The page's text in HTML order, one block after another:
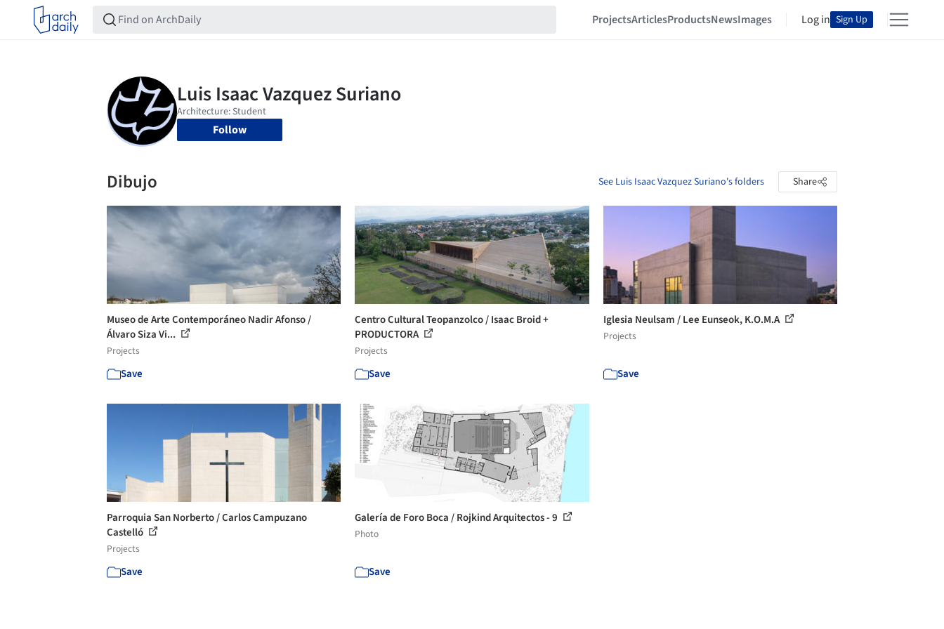
ProjectsArticlesProductsNewsImages Log in Sign Up
Follow
Dibujo See Luis Isaac Vazquez Suriano's folders Share
Museo de Arte Contemporáneo Nadir Afonso /
Álvaro Siza Vi...
Projects
Save
Centro Cultural Teopanzolco / Isaac Broid +
PRODUCTORA
Projects
Save
Iglesia Neulsam / Lee Eunseok, K.O.M.A
Projects
Save
Parroquia San Norberto / Carlos Campuzano
Castelló
Projects
Save
Galería de Foro Boca / Rojkind Arquitectos - 9
Photo
Save